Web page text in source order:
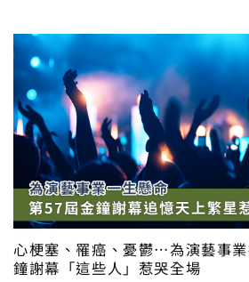
心梗塞、罹癌、憂鬱…為演藝事
鐘謝幕「這些人」惹哭全場